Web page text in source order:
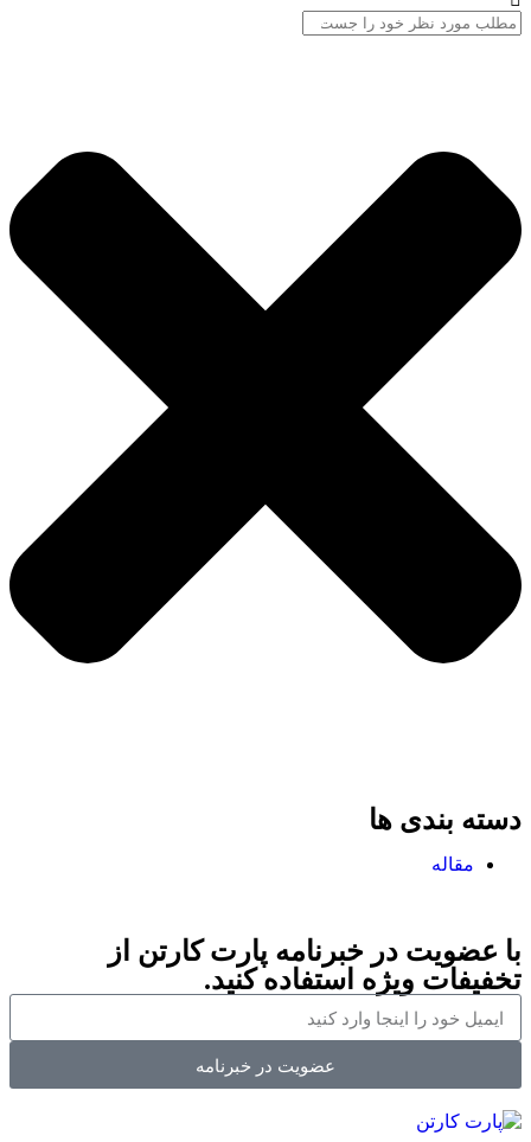
دسته بندی ها
مقاله
با عضویت در خبرنامه پارت کارتن از
تخفیفات ویژه استفاده کنید.
عضویت در خبرنامه